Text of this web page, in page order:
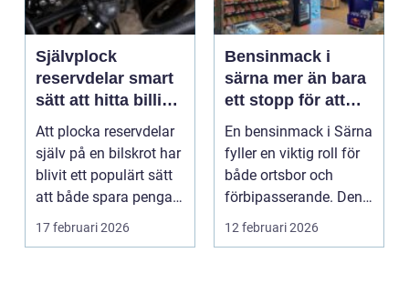
Självplock
reservdelar smart
sätt att hitta billiga
bildelar
Att plocka reservdelar
själv på en bilskrot har
blivit ett populärt sätt
att både spara pengar
och g...
17 februari 2026
Bensinmack i
särna mer än bara
ett stopp för att
tanka
En bensinmack i Särna
fyller en viktig roll för
både ortsbor och
förbipasserande. Den
fungerar som e...
12 februari 2026